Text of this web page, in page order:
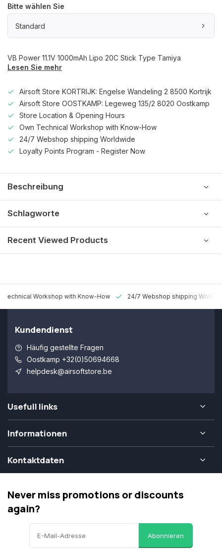
Bitte wählen Sie
Standard
VB Power 11.1V 1000mAh Lipo 20C Stick Type Tamiya
Lesen Sie mehr
Airsoft Store KORTRIJK: Engelse Wandeling 2 8500 Kortrijk
Airsoft Store OOSTKAMP: Legeweg 135/2 8020 Oostkamp
Store Location & Opening Hours
Own Technical Workshop with Know-How
24/7 Webshop shipping Worldwide
Loyalty Points Program - Register Now
Beschreibung
Schlagworte
Recent Viewed Products
Technical Workshop with Know-How 24/7 Webshop shipping
Kundendienst
Häufig gestellte Fragen
Oostkamp +32(0)50694668
helpdesk@airsoftstore.be
Usefull links
Informationen
Kontaktdaten
Never miss promotions or discounts
again?
Abonnieren